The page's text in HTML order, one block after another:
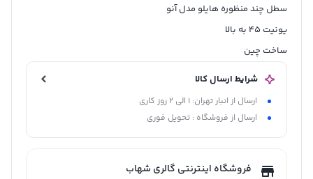
سطل چند منظوره هایلو مدل آنو
یونیت 45 به بالا
ساخت چین
شرایط ارسال کالا
ارسال از انبار تهران: 1 الی 2 روز کاری
ارسال از فروشگاه : تحویل فوری
فروشگاه اینترنتی گالری شهاب